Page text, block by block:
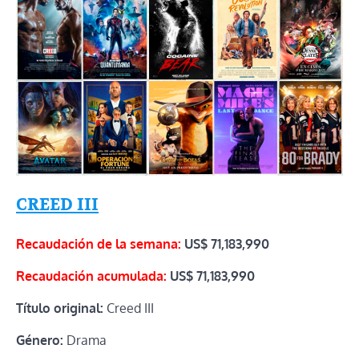
CREED III
Recaudación de la semana: US$ 71,183,990
Recaudación acumulada: US$ 71,183,990
Título original: Creed III
Género: Drama